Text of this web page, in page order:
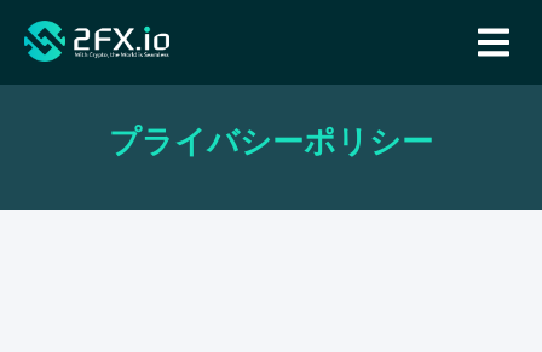
プライバシーポリシー